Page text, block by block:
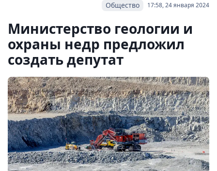
17:58, 24 января 2024
Общество
Министерство геологии и
охраны недр предложил
создать депутат